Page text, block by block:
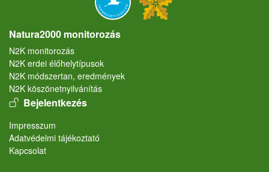
Natura2000 monitorozás
N2K monitorozás
N2K erdei élőhelytípusok
N2K módszertan, eredmények
N2K köszönetnyilvánítás
User account menu
Bejelentkezés
Lábléc
Impresszum
Adatvédelmi tájékoztató
Kapcsolat